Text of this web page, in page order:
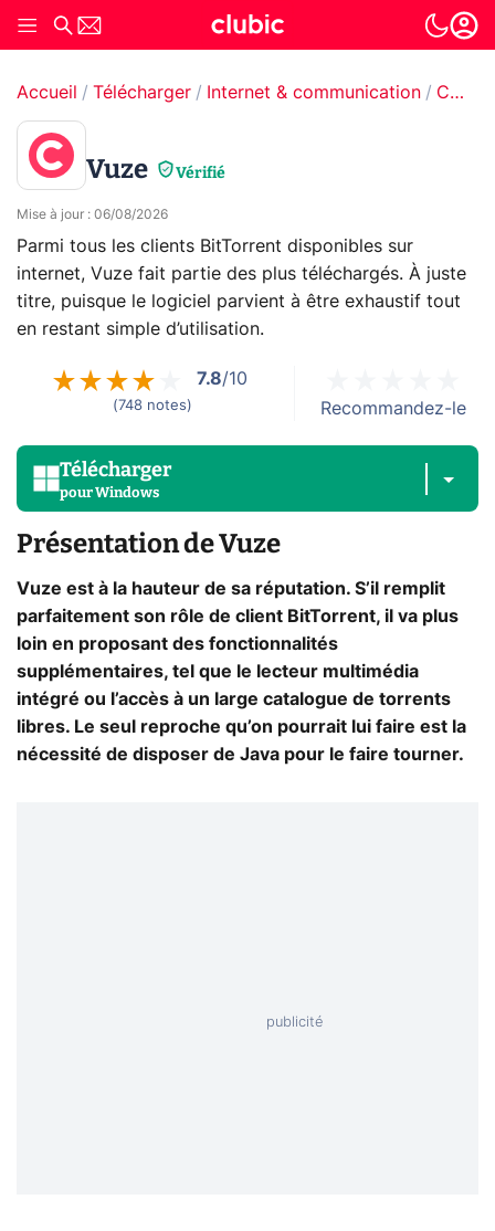
Accueil Télécharger Internet & communication Clients P2P
Vuze Vérifié
Mise à jour : 06/08/2026
Parmi tous les clients BitTorrent disponibles sur
internet, Vuze fait partie des plus téléchargés. À juste
titre, puisque le logiciel parvient à être exhaustif tout
en restant simple d’utilisation.
7.8/10
(748 notes) Recommandez-le
Télécharger
pourWindows
Présentation de Vuze
Vuze est à la hauteur de sa réputation. S’il remplit
parfaitement son rôle de client BitTorrent, il va plus
loin en proposant des fonctionnalités
supplémentaires, tel que le lecteur multimédia
intégré ou l’accès à un large catalogue de torrents
libres. Le seul reproche qu’on pourrait lui faire est la
nécessité de disposer de Java pour le faire tourner.